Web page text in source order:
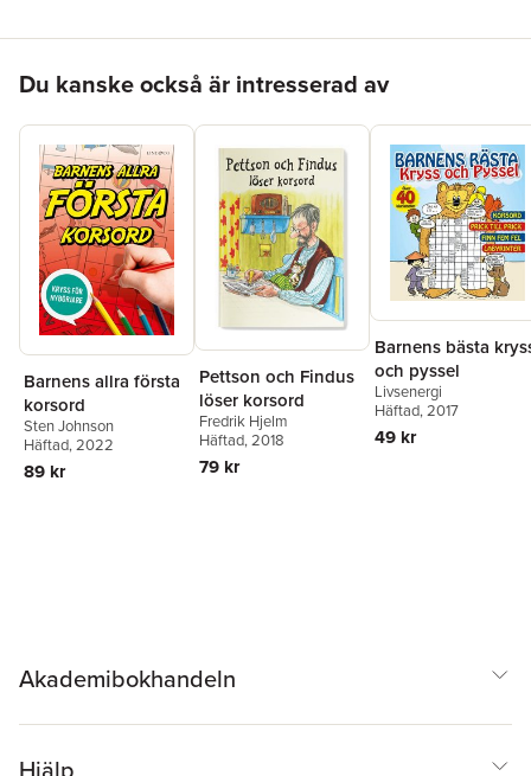
Du kanske också är intresserad av
Barnens allra första
korsord
Sten Johnson
Häftad, 2022
89 kr
Pettson och Findus
löser korsord
Fredrik Hjelm
Häftad, 2018
79 kr
Barnens bästa
och pyssel
Livsenergi
Häftad, 2017
49 kr
Akademibokhandeln